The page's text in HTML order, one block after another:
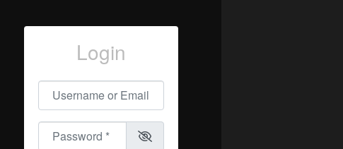
Login
Username or Email
Password